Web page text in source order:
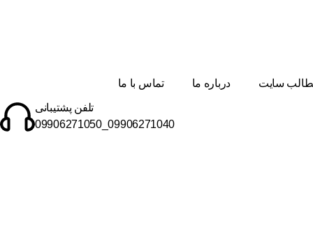
سایت درباره ما تماس با ما
تلفن پشتیبانی
09906271040_09906271050